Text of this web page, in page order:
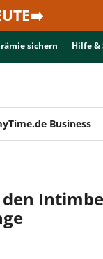
sichern Hilfe &
Business